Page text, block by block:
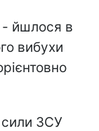
- йшлося в
вибухи
сили ЗСУ